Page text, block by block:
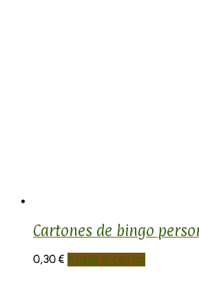
Cartones de bingo
0,30€ Añadir al carrito